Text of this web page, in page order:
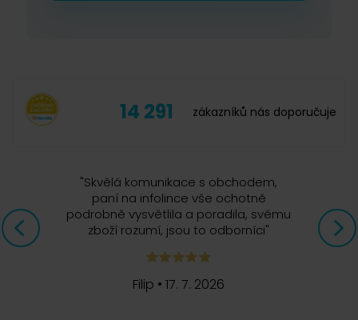
14 291 zákazníků nás doporučuje
"Skvělá komunikace s obchodem,
paní na infolince vše ochotně
podrobně vysvětlila a poradila, svému
zboží rozumí, jsou to odborníci"
Filip •17. 7. 2026